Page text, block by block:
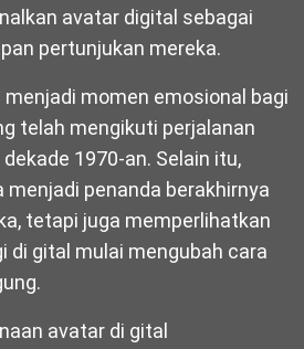
avatar digital sebagai
pertunjukan mereka.
momen emosional bagi
telah mengikuti perjalanan
1970-an. Selain itu,
menjadi penanda berakhirnya
tetapi juga memperlihatkan
di gital mulai mengubah cara
avatar di gital